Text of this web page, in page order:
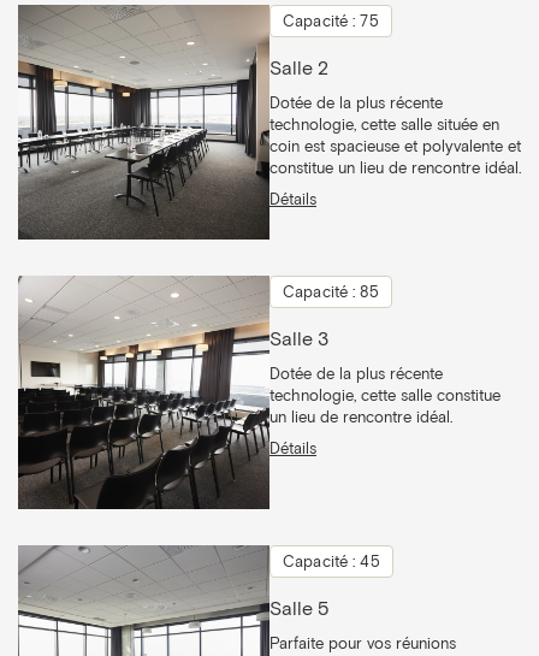
Capacité : 75
Salle 2
Dotée de la plus récente
technologie, cette salle située en
coin est spacieuse et polyvalente et
constitue un lieu de rencontre idéal.
Détails
Capacité : 85
Salle 3
Dotée de la plus récente
technologie, cette salle constitue
un lieu de rencontre idéal.
Détails
Capacité : 45
Salle 5
Parfaite pour vos réunions